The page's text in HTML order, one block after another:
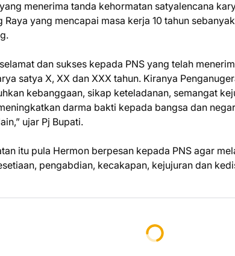
menerima tanda kehormatan satyalencana
Raya yang mencapai masa kerja 10 tahun
dan sukses kepada PNS yang telah
satya X, XX dan XXX tahun. Kiranya
kebanggaan, sikap keteladanan, semangat
darma bakti kepada bangsa dan
ujar Pj Bupati.
itu pula Hermon berpesan kepada PNS agar
pengabdian, kecakapan, kejujuran dan